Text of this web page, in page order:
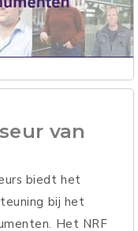
van
biedt het
bij het
Het NRF